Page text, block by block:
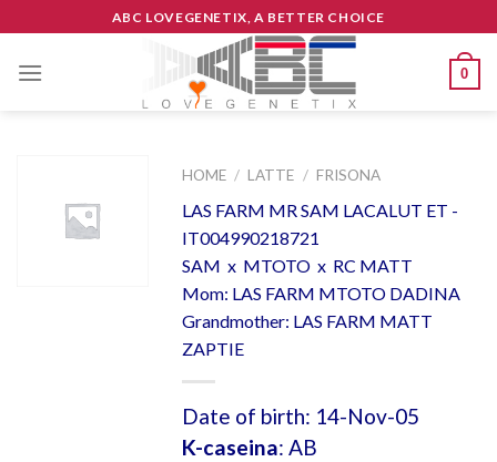
to
content
ABC LOVEGENETIX, A BETTER CHOICE
0
HOME / LATTE / FRISONA
LAS FARM MR SAM LACALUT ET -
IT004990218721
SAM x MTOTO x RC MATT
Mom: LAS FARM MTOTO DADINA
Grandmother: LAS FARM MATT
ZAPTIE
Date of birth: 14-Nov-05
K-caseina: AB